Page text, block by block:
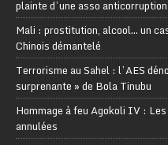
plainte d’une asso anticorruption
Mali : prostitution, alcool… un
Chinois démantelé
Terrorisme au Sahel : l’AES
surprenante » de Bola Tinubu
Hommage à feu Agokoli IV :
annulées